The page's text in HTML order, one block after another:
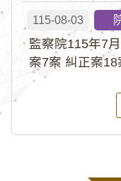
115-08-03
監察院115年7
案7案 糾正案